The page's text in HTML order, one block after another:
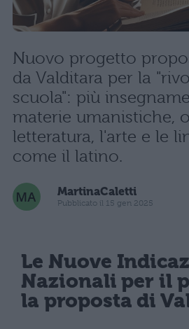
Nuovo progetto
da Valditara per la
scuola": più
materie umanistiche,
letteratura, l'arte e le
come il latino.
MartinaCaletti
Pubblicato il 15 gen 2025
Le Nuove
Nazionali per il
la proposta di